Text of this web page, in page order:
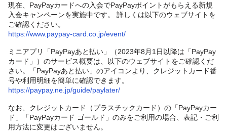
現在、PayPayカードへの入会でPayPayポイントがもらえる新規
入会キャンペーンを実施中です。 詳しくは以下のウェブサイトを
ご確認ください。
https://www.paypay-card.co.jp/event/
ミニアプリ「PayPayあと払い」（2023年8月1日以降は「PayPay
カード」）のサービス概要は、以下のウェブサイトをご確認くだ
さい。「PayPayあと払い」のアイコンより、クレジットカード番
号や利用明細を簡単に確認できます。
https://paypay.ne.jp/guide/paylater/
なお、クレジットカード（プラスチックカード）の「PayPayカー
ド」「PayPayカード ゴールド」のみをご利用の場合、表記・ご利
用方法に変更はございません。